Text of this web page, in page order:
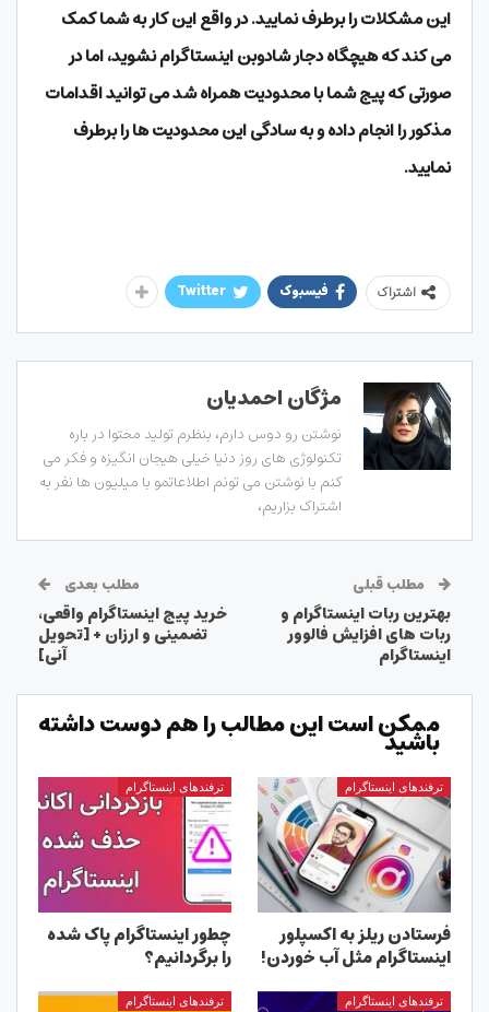
این مشکلات را برطرف نمایید. در واقع این کار به شما کمک
می کند که هیچگاه دجار شادوبن اینستاگرام نشوید، اما در
صورتی که پیج شما با محدودیت همراه شد می توانید اقدامات
مذکور را انجام داده و به سادگی این محدودیت ها را برطرف
نمایید.
اشتراک فیسبوک Twitter
مژگان احمدیان
نوشتن رو دوس دارم، بنظرم تولید محتوا در باره
تکنولوژی های روز دنیا خیلی هیجان انگیزه و فکر می
کنم با نوشتن می تونم اطلاعاتمو با میلیون ها نفر به
اشتراک بزاریم،
مطلب قبلی
بهترین ربات اینستاگرام و
ربات های افزایش فالوور
اینستاگرام
مطلب بعدی
خرید پیج اینستاگرام واقعی،
تضمینی و ارزان + [تحویل
آنی]
ممکن است این مطالب را هم دوست داشته
باشید
ترفندهای اینستاگرام
فرستادن ریلز به اکسپلور
اینستاگرام مثل آب خوردن!
ترفندهای اینستاگرام
چطور اینستاگرام پاک شده
را برگردانیم؟
ترفندهای اینستاگرام ترفندهای اینستاگرام